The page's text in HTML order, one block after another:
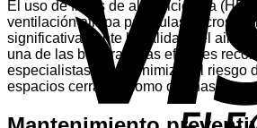
El uso de filtros de alta eficiencia
ventilación atrapa partículas
significativamente la calidad del aire
una de las barreras más eficaces
especialistas para minimizar el riesgo
espacios cerrados como oficinas,